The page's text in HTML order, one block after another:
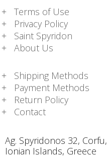
Terms of Use
Privacy Policy
Saint Spyridon
About Us
Shipping Methods
Payment Methods
Return Policy
Contact
Ag. Spyridonos 32, Corfu,
Ionian Islands, Greece